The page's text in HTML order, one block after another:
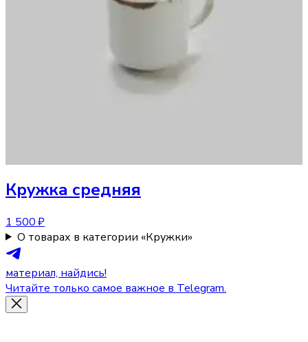
Кружка средняя
1 500 ₽
О товарах в категории «Кружки»
материал, найдись!
Читайте только самое важное в Telegram.